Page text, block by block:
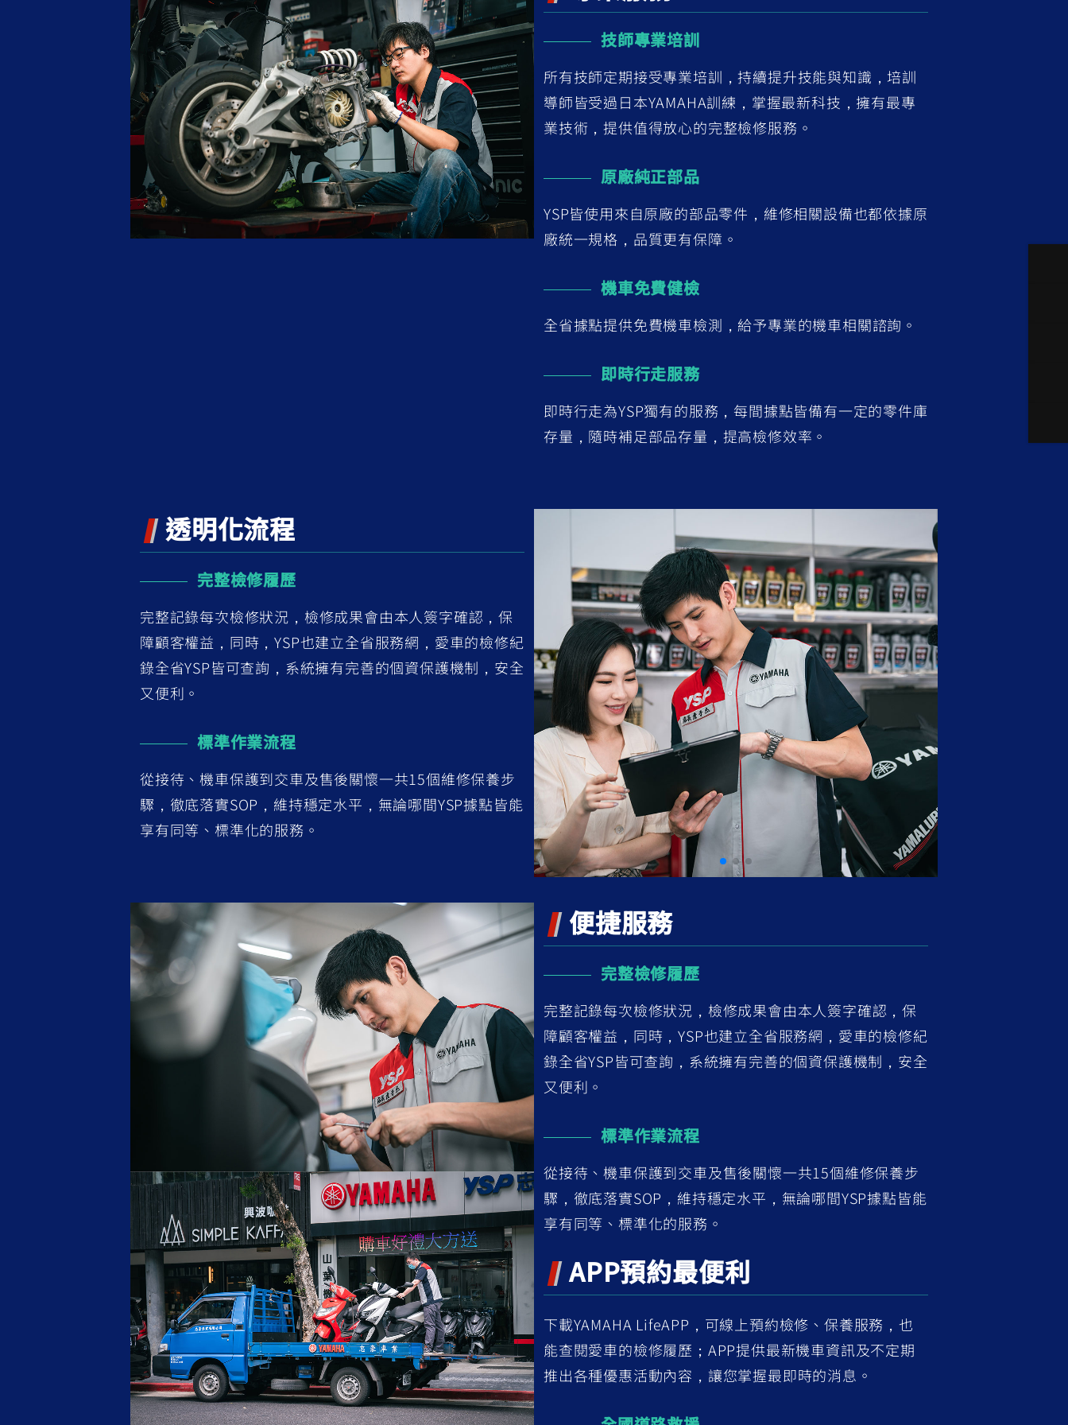
技師專業培訓
所有技師定期接受專業培訓，持續提升技能與知識，培訓
導師皆受過日本YAMAHA訓練，掌握最新科技，擁有最專
業技術，提供值得放心的完整檢修服務。
原廠純正部品
YSP皆使用來自原廠的部品零件，維修相關設備也都依據原
廠統一規格，品質更有保障。
機車免費健檢
全省據點提供免費機車檢測，給予專業的機車相關諮詢。
即時行走服務
即時行走為YSP獨有的服務，每間據點皆備有一定的零件庫
存量，隨時補足部品存量，提高檢修效率。
透明化流程
完整檢修履歷
完整記錄每次檢修狀況，檢修成果會由本人簽字確認，保
障顧客權益，同時，YSP也建立全省服務網，愛車的檢修紀
錄全省YSP皆可查詢，系統擁有完善的個資保護機制，安全
又便利。
標準作業流程
從接待、機車保護到交車及售後關懷一共15個維修保養步
驟，徹底落實SOP，維持穩定水平，無論哪間YSP據點皆能
享有同等、標準化的服務。
便捷服務
完整檢修履歷
完整記錄每次檢修狀況，檢修成果會由本人簽字確認，保
障顧客權益，同時，YSP也建立全省服務網，愛車的檢修紀
錄全省YSP皆可查詢，系統擁有完善的個資保護機制，安全
又便利。
標準作業流程
從接待、機車保護到交車及售後關懷一共15個維修保養步
驟，徹底落實SOP，維持穩定水平，無論哪間YSP據點皆能
享有同等、標準化的服務。
APP預約最便利
下載YAMAHA LifeAPP，可線上預約檢修、保養服務，也
能查閱愛車的檢修履歷；APP提供最新機車資訊及不定期
推出各種優惠活動內容，讓您掌握最即時的消息。